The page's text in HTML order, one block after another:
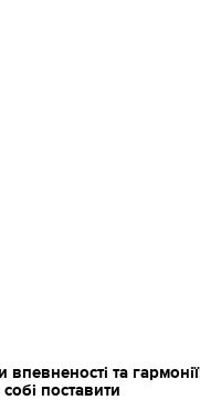
впевненості та
поставити